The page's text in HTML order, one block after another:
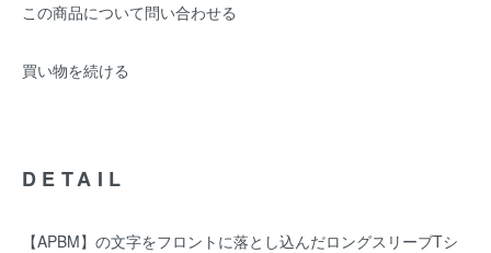
この商品について問い合わせる
買い物を続ける
DETAIL
【APBM】の文字をフロントに落とし込んだロングスリーブTシ